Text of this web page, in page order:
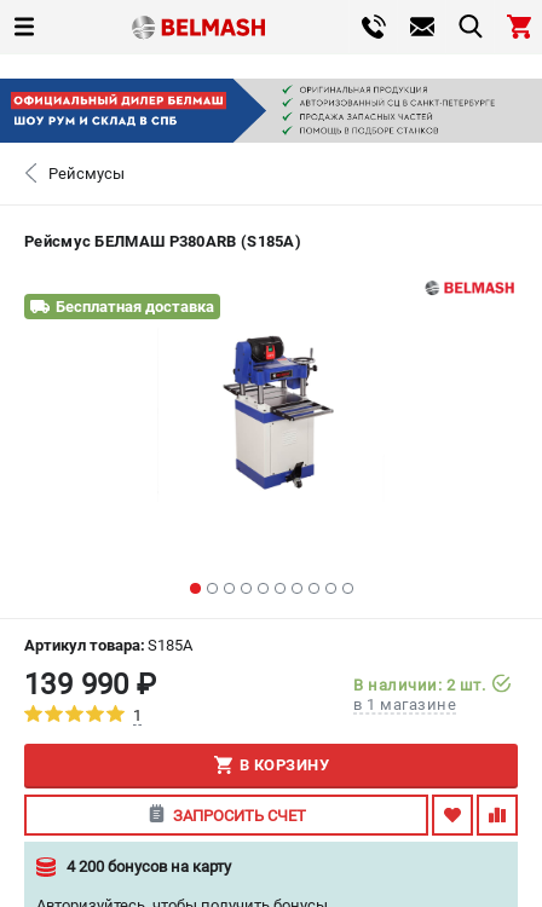
СЕРВИС
САНКТ-ПЕТЕРБУРГ
0
ПОДДЕРЖКА
Сервисный центр
Рейсмусы
Рейсмус БЕЛМАШ P380АRB (S185A)
Бесплатная доставка
Артикул товара: S185A
139 990 ₽
1
В наличии: 2 шт.
в 1 магазине
В КОРЗИНУ
ЗАПРОСИТЬ СЧЕТ
4 200 бонусов на карту